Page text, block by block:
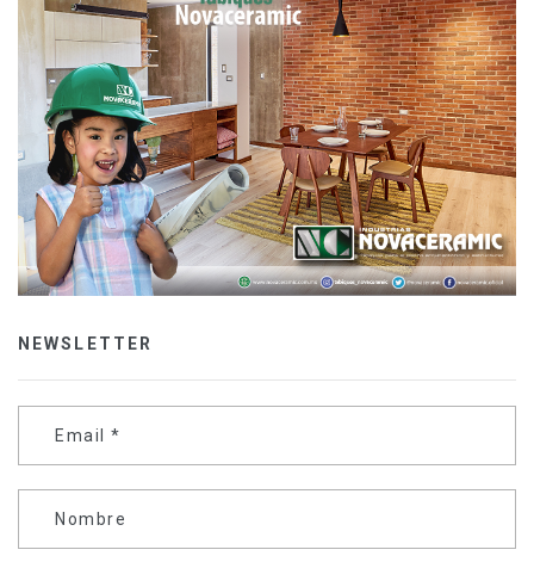
NEWSLETTER
Email *
Nombre